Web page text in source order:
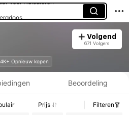
Volgend
671 Volgers
4K+ Opnieuw kopen
Verkoop- en Voorraadgegevens.
Beoordeling
Prijs
Filteren